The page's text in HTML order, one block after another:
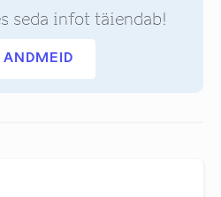
seda infot täiendab!
ANDMEID